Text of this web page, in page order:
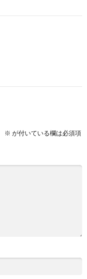
※ が付いている欄は必須項